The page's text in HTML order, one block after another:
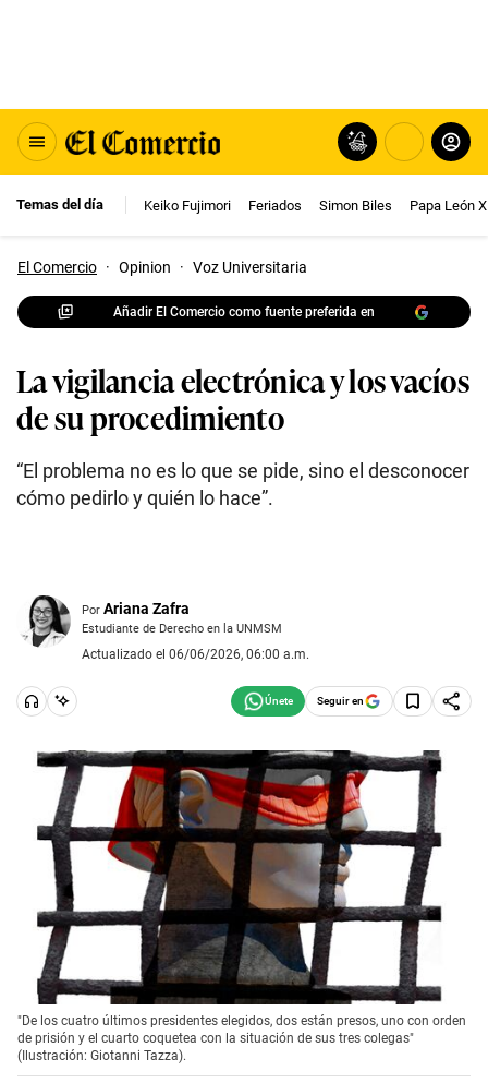
Temas del día Keiko Fujimori Feriados Simon Biles Papa León
El Comercio · Opinion · Voz Universitaria
Añadir El Comercio como fuente preferida en
La vigilancia electrónica y los vacíos
de su procedimiento
“El problema no es lo que se pide, sino el desconocer
cómo pedirlo y quién lo hace”.
Por Ariana Zafra
Estudiante de Derecho en la UNMSM
Actualizado el 06/06/2026, 06:00 a.m.
Seguir en
"De los cuatro últimos presidentes elegidos, dos están presos, uno con orden
de prisión y el cuarto coquetea con la situación de sus tres colegas"
(Ilustración: Giotanni Tazza).